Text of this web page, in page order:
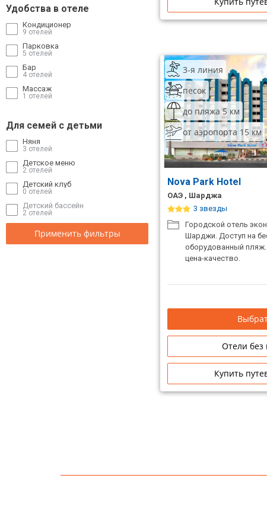
Удобства в отеле
Кондиционер
9 отелей
Парковка
5 отелей
Бар
4 отелей
Массаж
1 отелей
Для семей с детьми
Няня
3 отелей
Детское меню
2 отелей
Детский клуб
0 отелей
Детский бассейн
2 отелей
Применить фильтры
3-я линия
песок
до пляжа 5 км
от аэропорта 15 км
Nova Park Hotel
ОАЭ , Шарджа
3 звезды
Городской отель
Шарджи. Доступ на
оборудованный
цена-качество.
Отели без
Купить